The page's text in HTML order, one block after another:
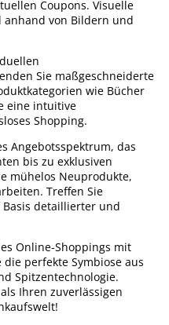
Coupons. Visuelle
anhand von Bildern und
Sie maßgeschneiderte
wie Bücher
eine intuitive
Shopping.
Angebotsspektrum, das
bis zu exklusiven
mühelos Neuprodukte,
Treffen Sie
detaillierter und
Online-Shoppings mit
perfekte Symbiose aus
Spitzentechnologie.
Ihren zuverlässigen